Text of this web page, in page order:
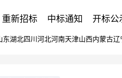
重新招标 中标通知 开标公
东湖北四川 河北河南天津山西内蒙古辽